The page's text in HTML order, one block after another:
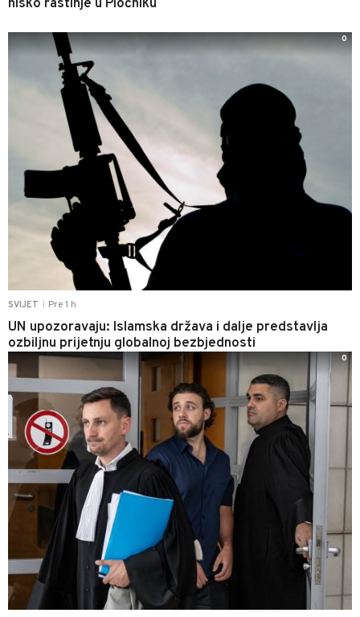
nisko rastinje u Pločniku
SVIJET Pre 1 h
UN upozoravaju: Islamska država i dalje predstavlja
ozbiljnu prijetnju globalnoj bezbjednosti
0
0